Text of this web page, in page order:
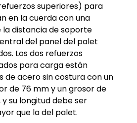
superiores) para
en la cuerda con una
distancia de soporte
del panel del palet
Los dos refuerzos
para carga están
de acero sin costura con un
de 76 mm y un grosor de
su longitud debe ser
que la del palet.